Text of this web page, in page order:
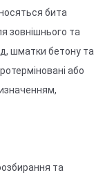
бита
зовнішнього та
шматки бетону та
або
та